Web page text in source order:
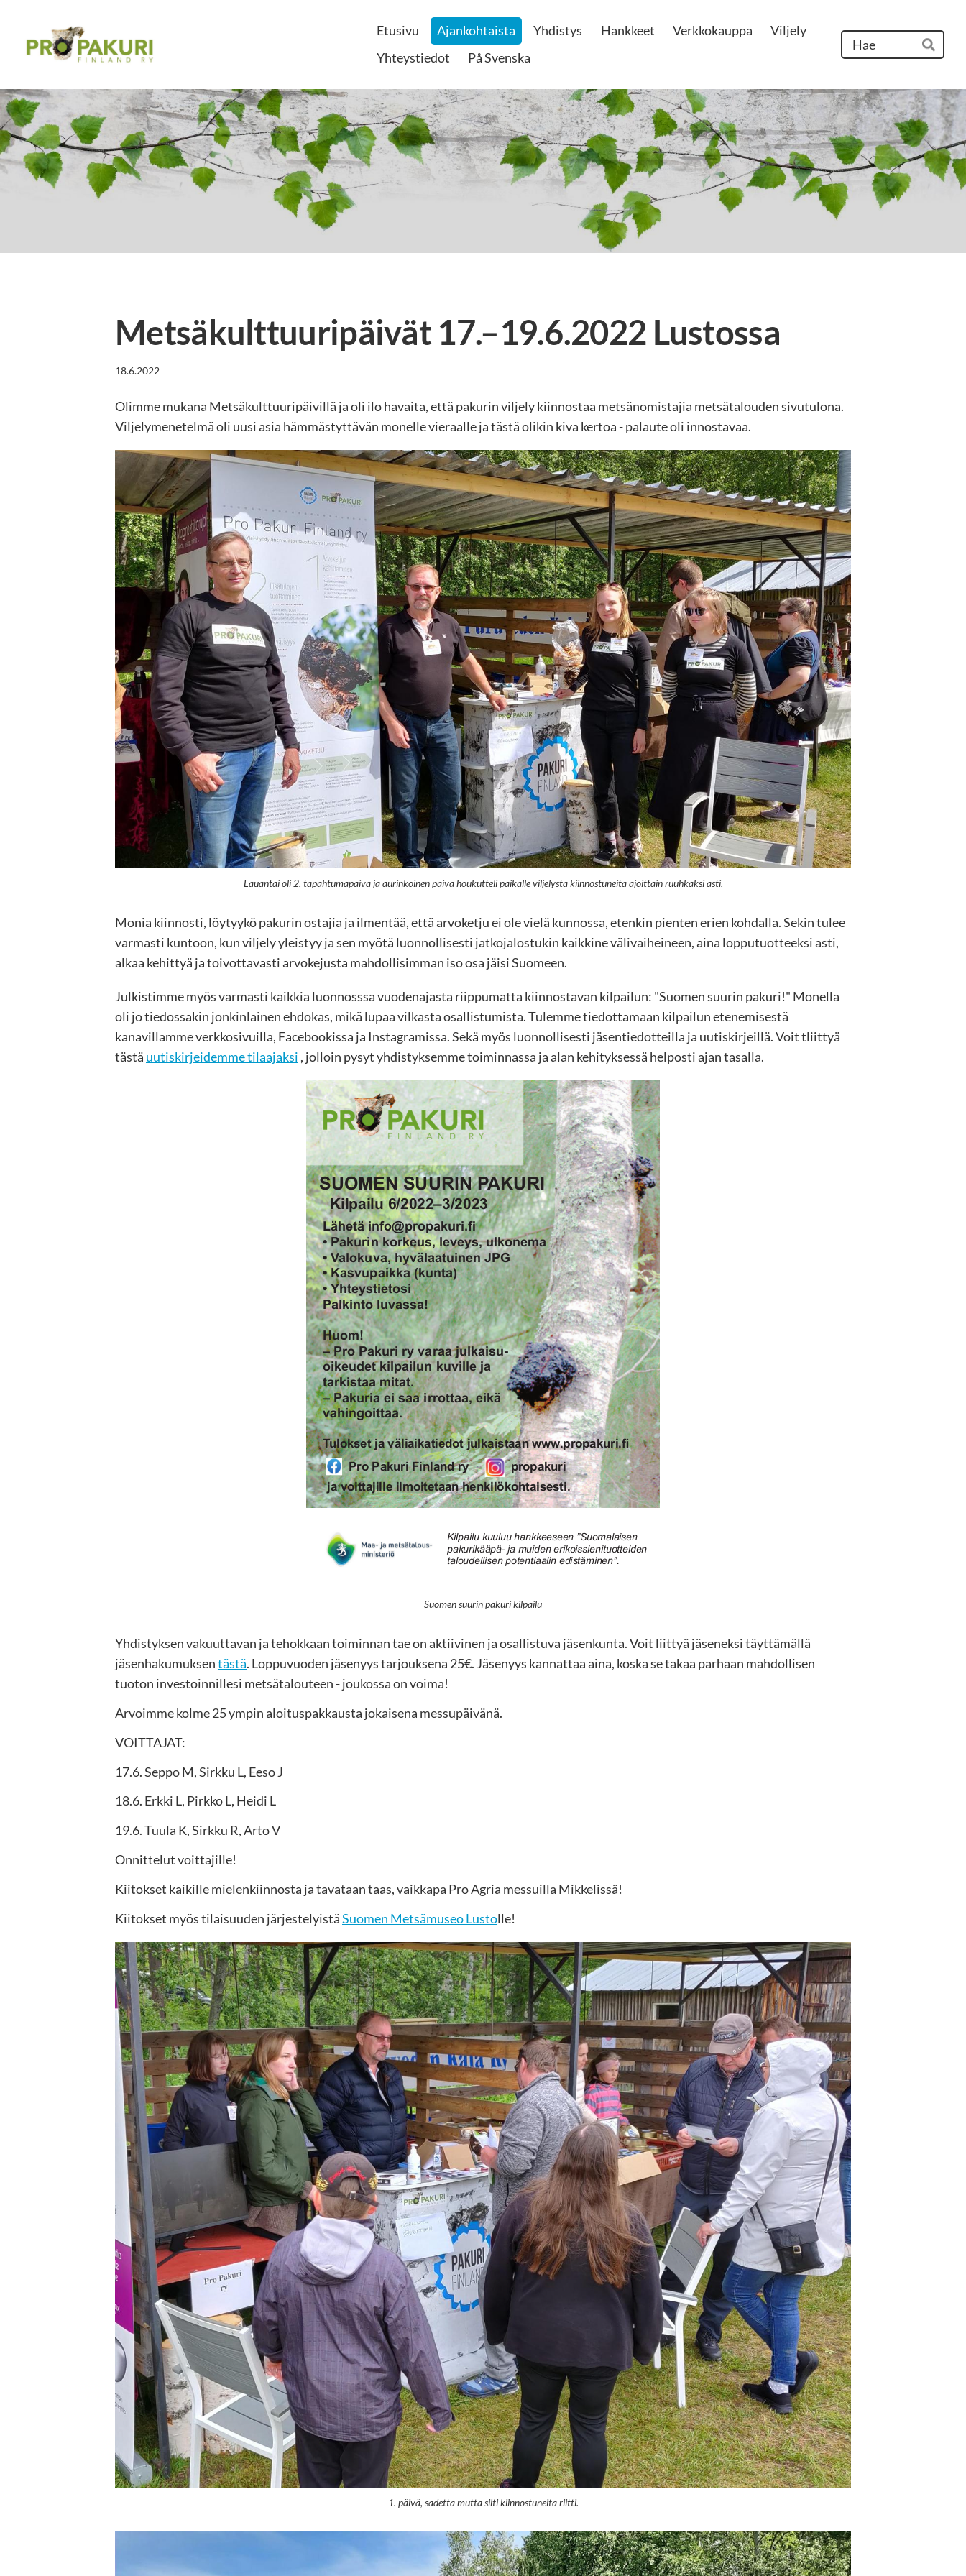
sivun
sisältöön
Pro Pakuri Finland ry
Etusivu Ajankohtaista Yhdistys Hankkeet Verkkokauppa
Viljely
Yhteystiedot
På Svenska Hae
Metsäkulttuuripäivät 17.–19.6.2022 Lustossa
18.6.2022
Olimme mukana Metsäkulttuuripäivillä ja oli ilo havaita, että pakurin viljely kiinnostaa metsänomistajia metsätalouden sivutulona.
Viljelymenetelmä oli uusi asia hämmästyttävän monelle vieraalle ja tästä olikin kiva kertoa - palaute oli innostavaa.
Lauantai oli 2. tapahtumapäivä ja aurinkoinen päivä houkutteli paikalle viljelystä kiinnostuneita ajoittain ruuhkaksi asti.
Monia kiinnosti, löytyykö pakurin ostajia ja ilmentää, että arvoketju ei ole vielä kunnossa, etenkin pienten erien kohdalla. Sekin tulee
varmasti kuntoon, kun viljely yleistyy ja sen myötä luonnollisesti jatkojalostukin kaikkine välivaiheineen, aina lopputuotteeksi asti,
alkaa kehittyä ja toivottavasti arvokejusta mahdollisimman iso osa jäisi Suomeen.
Julkistimme myös varmasti kaikkia luonnosssa vuodenajasta riippumatta kiinnostavan kilpailun: "Suomen suurin pakuri!" Monella
oli jo tiedossakin jonkinlainen ehdokas, mikä lupaa vilkasta osallistumista. Tulemme tiedottamaan kilpailun etenemisestä
kanavillamme verkkosivuilla, Facebookissa ja Instagramissa. Sekä myös luonnollisesti jäsentiedotteilla ja uutiskirjeillä. Voit tliittyä
tästä uutiskirjeidemme tilaajaksi , jolloin pysyt yhdistyksemme toiminnassa ja alan kehityksessä helposti ajan tasalla.
Suomen suurin pakuri kilpailu
Yhdistyksen vakuuttavan ja tehokkaan toiminnan tae on aktiivinen ja osallistuva jäsenkunta. Voit liittyä jäseneksi täyttämällä
jäsenhakumuksentästä. Loppuvuoden jäsenyys tarjouksena 25€. Jäsenyys kannattaa aina, koska se takaa parhaan mahdollisen
tuoton investoinnillesi metsätalouteen - joukossa on voima!
Arvoimme kolme 25 ympin aloituspakkausta jokaisena messupäivänä.
VOITTAJAT:
17.6. Seppo M, Sirkku L, Eeso J
18.6. Erkki L, Pirkko L, Heidi L
19.6. Tuula K, Sirkku R, Arto V
Onnittelut voittajille!
Kiitokset kaikille mielenkiinnosta ja tavataan taas, vaikkapa Pro Agria messuilla Mikkelissä!
Kiitokset myös tilaisuuden järjestelyistäSuomen Metsämuseo Lusto⁠⁠⁠⁠⁠⁠⁠lle!
1. päivä, sadetta mutta silti kiinnostuneita riitti.